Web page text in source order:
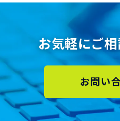
お気軽にご
お問い